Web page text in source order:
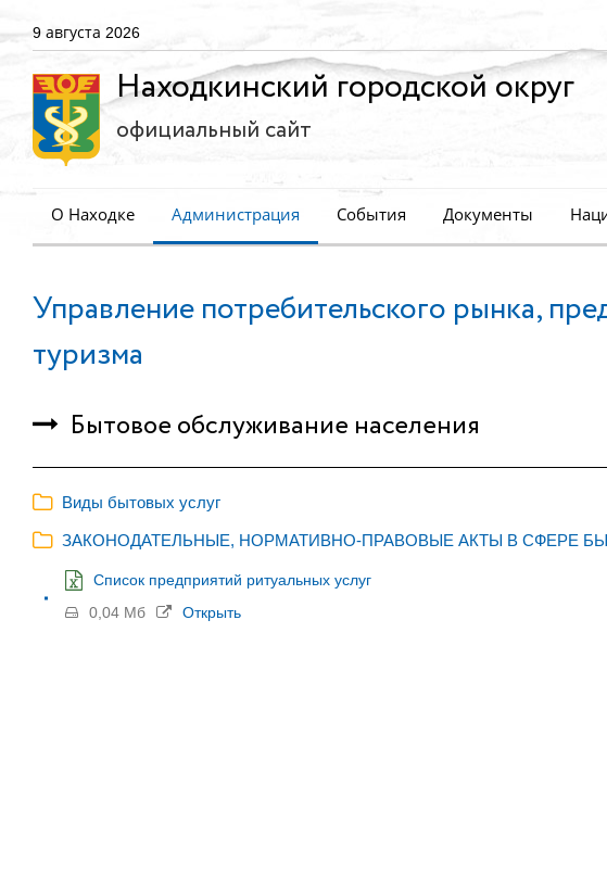
9 августа 2026
Находкинский городской округ
официальный сайт
О Находке Администрация События Документы
Управление потребительского рынка,
туризма
Бытовое обслуживание населения
Виды бытовых услуг
ЗАКОНОДАТЕЛЬНЫЕ, НОРМАТИВНО-ПРАВОВЫЕ АКТЫ В СФЕРЕ
Список предприятий ритуальных услуг
0,04 Мб
Открыть